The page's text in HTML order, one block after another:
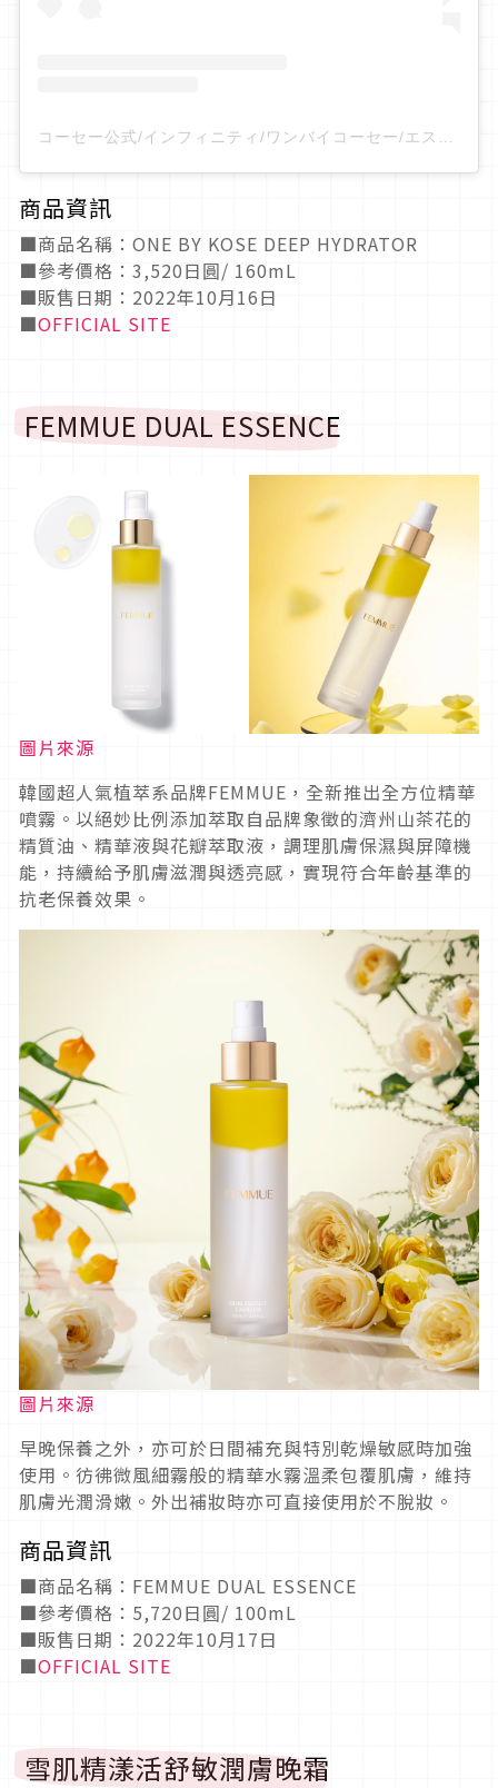
商品資訊
■商品名稱：ONE BY KOSE DEEP HYDRATOR
■參考價格：3,520日圓/ 160mL
■販售日期：2022年10月16日
■OFFICIAL SITE
FEMMUE DUAL ESSENCE
圖片來源
韓國超人氣植萃系品牌FEMMUE，全新推出全方位精華
噴霧。以絕妙比例添加萃取自品牌象徵的濟州山茶花的
精質油、精華液與花瓣萃取液，調理肌膚保濕與屏障機
能，持續給予肌膚滋潤與透亮感，實現符合年齡基準的
抗老保養效果。
圖片來源
早晚保養之外，亦可於日間補充與特別乾燥敏感時加強
使用。彷彿微風細霧般的精華水霧溫柔包覆肌膚，維持
肌膚光潤滑嫩。外出補妝時亦可直接使用於不脫妝。
商品資訊
■商品名稱：FEMMUE DUAL ESSENCE
■參考價格：5,720日圓/ 100mL
■販售日期：2022年10月17日
■OFFICIAL SITE
雪肌精漾活舒敏潤膚晚霜